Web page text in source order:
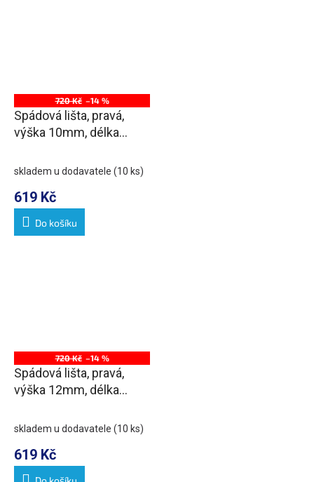
720 Kč –14 %
Spádová lišta, pravá,
výška 10mm, délka
skladem u dodavatele (10 ks)
619 Kč
Do košíku
720 Kč –14 %
Spádová lišta, pravá,
výška 12mm, délka
skladem u dodavatele (10 ks)
619 Kč